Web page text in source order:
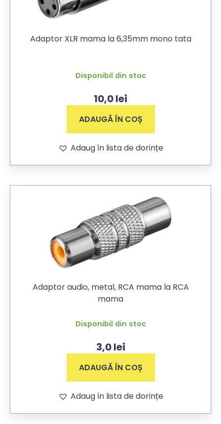
Adaptor XLR mama la 6,35mm mono tata
Disponibil din stoc
10,0lei
ADAUGĂ ÎN COȘ
Adaug în lista de dorințe
Adaptor audio, metal, RCA mama la RCA
mama
Disponibil din stoc
3,0lei
ADAUGĂ ÎN COȘ
Adaug în lista de dorințe